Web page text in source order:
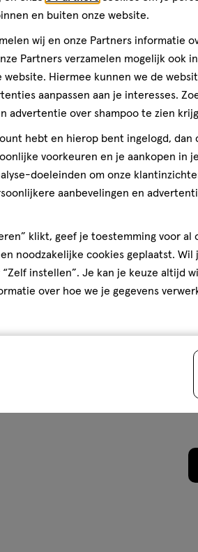
en buiten onze website.
wij en onze Partners informatie
Partners verzamelen mogelijk ook
website. Hiermee kunnen we de
aanpassen aan je interesses.
advertentie over shampoo te zien
hebt en hierop bent ingelogd,
voorkeuren en je aankopen in
doeleinden om onze
aanbevelingen en
klikt, geef je toestemming voor al
noodzakelijke cookies geplaatst.
“Zelf instellen”. Je kan je keuze altijd
over hoe we je gegevens